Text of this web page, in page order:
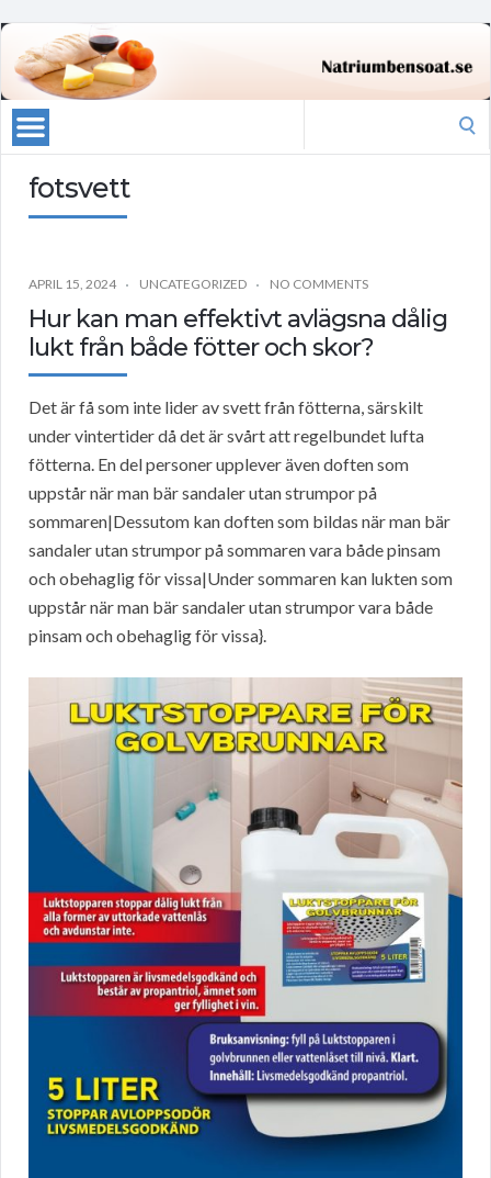
fotsvett
APRIL 15, 2024 UNCATEGORIZED NO COMMENTS
Hur kan man effektivt avlägsna dålig
lukt från både fötter och skor?
Det är få som inte lider av svett från fötterna, särskilt
under vintertider då det är svårt att regelbundet lufta
fötterna. En del personer upplever även doften som
uppstår när man bär sandaler utan strumpor på
sommaren|Dessutom kan doften som bildas när man bär
sandaler utan strumpor på sommaren vara både pinsam
och obehaglig för vissa|Under sommaren kan lukten som
uppstår när man bär sandaler utan strumpor vara både
pinsam och obehaglig för vissa}.